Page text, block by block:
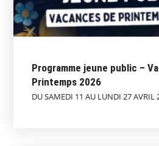
Programme jeune public –
Printemps 2026
DU SAMEDI 11 AU LUNDI 27 AVRIL